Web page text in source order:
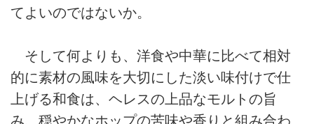
てよいのではないか。
そして何よりも、洋食や中華に比べて相対
的に素材の風味を大切にした淡い味付けで仕
上げる和食は、ヘレスの上品なモルトの旨
み、穏やかなホップの苦味や香りと組み合わ